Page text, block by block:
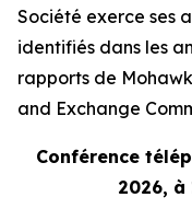
Société exerce ses
identifiés dans les
rapports de
and Exchange
Conférence
2026, à